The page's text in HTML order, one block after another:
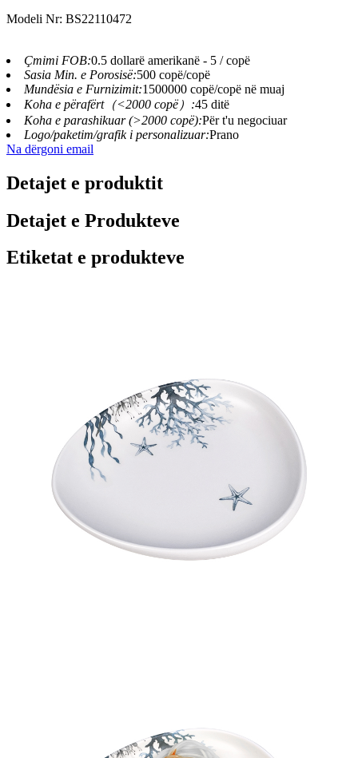
Modeli Nr: BS22110472
Çmimi FOB:0.5 dollarë amerikanë - 5 / copë
Sasia Min. e Porosisë:500 copë/copë
Mundësia e Furnizimit:1500000 copë/copë në muaj
Koha e përafërt（<2000 copë）:45 ditë
Koha e parashikuar (>2000 copë):Për t'u negociuar
Logo/paketim/grafik i personalizuar:Prano
Na dërgoni email
Detajet e produktit
Detajet e Produkteve
Etiketat e produkteve